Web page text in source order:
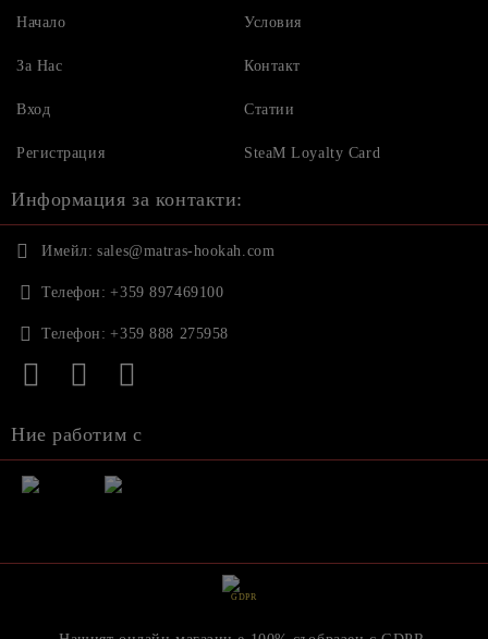
Начало
За Нас
Вход
Регистрация
Условия
Контакт
Статии
SteaM Loyalty Card
Информация за контакти:
Имейл: sales@matras-hookah.com
Телефон: +359 897469100
Телефон: +359 888 275958
Ние работим с
GDPR